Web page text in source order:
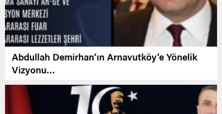
Abdullah Demirhan’ın Arnavutköy’e Yönelik
Vizyonu…